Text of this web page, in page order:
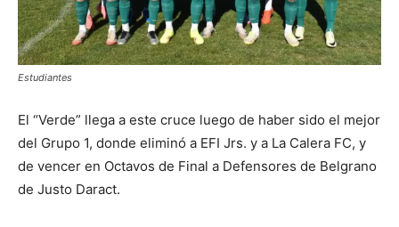
Estudiantes
El “Verde” llega a este cruce luego de haber sido el mejor
del Grupo 1, donde eliminó a EFI Jrs. y a La Calera FC, y
de vencer en Octavos de Final a Defensores de Belgrano
de Justo Daract.